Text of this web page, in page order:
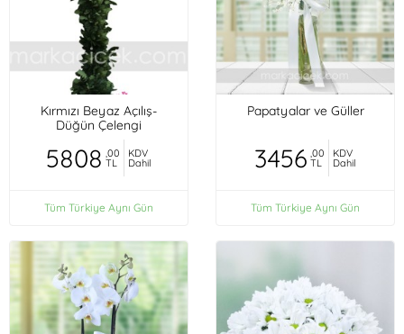
Kırmızı Beyaz Açılış-
Düğün Çelengi
5808 ,00
TL
KDV
Dahil
Tüm Türkiye Aynı Gün
Papatyalar ve Güller
3456 ,00
TL
KDV
Dahil
Tüm Türkiye Aynı Gün